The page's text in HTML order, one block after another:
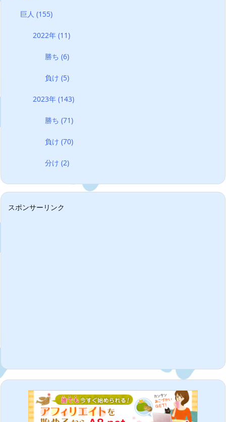
巨人(155)
2022年 (11)
勝ち(6)
負け(5)
2023年 (143)
勝ち(71)
負け(70)
分け(2)
スポンサーリンク